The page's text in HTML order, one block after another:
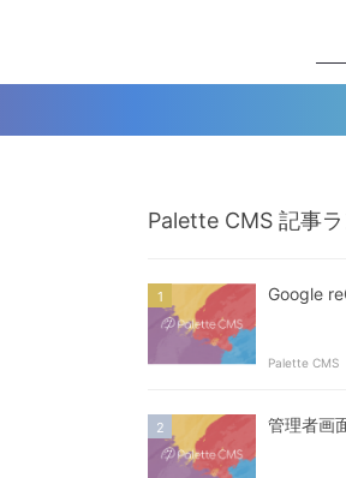
Palette CMS 記事
Google
Palette CMS
管理者画